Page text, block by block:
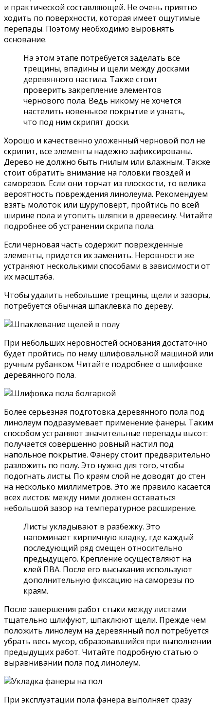
и практической составляющей. Не очень приятно
ходить по поверхности, которая имеет ощутимые
перепады. Поэтому необходимо выровнять
основание.
На этом этапе потребуется заделать все
трещины, впадины и щели между досками
деревянного настила. Также стоит
проверить закрепление элементов
чернового пола. Ведь никому не хочется
настелить новенькое покрытие и узнать,
что под ним скрипят доски.
Хорошо и качественно уложенный черновой пол не
скрипит, все элементы надежно зафиксированы.
Дерево не должно быть гнилым или влажным. Также
стоит обратить внимание на головки гвоздей и
саморезов. Если они торчат из плоскости, то велика
вероятность повреждения линолеума. Рекомендуем
взять молоток или шуруповерт, пройтись по всей
ширине пола и утопить шляпки в древесину. Читайте
подробнее об устранении скрипа пола.
Если черновая часть содержит поврежденные
элементы, придется их заменить. Неровности же
устраняют несколькими способами в зависимости от
их масштаба.
Чтобы удалить небольшие трещины, щели и зазоры,
потребуется обычная шпаклевка по дереву.
При небольших неровностей основания достаточно
будет пройтись по нему шлифовальной машиной или
ручным рубанком. Читайте подробнее о шлифовке
деревянного пола.
Более серьезная подготовка деревянного пола под
линолеум подразумевает применение фанеры. Таким
способом устраняют значительные перепады высот:
получается совершенно ровный настил под
напольное покрытие. Фанеру стоит предварительно
разложить по полу. Это нужно для того, чтобы
подогнать листы. По краям слой не доводят до стен
на несколько миллиметров. Это же правило касается
всех листов: между ними должен оставаться
небольшой зазор на температурное расширение.
Листы укладывают в разбежку. Это
напоминает кирпичную кладку, где каждый
последующий ряд смещен относительно
предыдущего. Крепление осуществляют на
клей ПВА. После его высыхания используют
дополнительную фиксацию на саморезы по
краям.
После завершения работ стыки между листами
тщательно шлифуют, шпаклюют щели. Прежде чем
положить линолеум на деревянный пол потребуется
убрать весь мусор, образовавшийся при выполнении
предыдущих работ. Читайте подробную статью о
выравнивании пола под линолеум.
При эксплуатации пола фанера выполняет сразу